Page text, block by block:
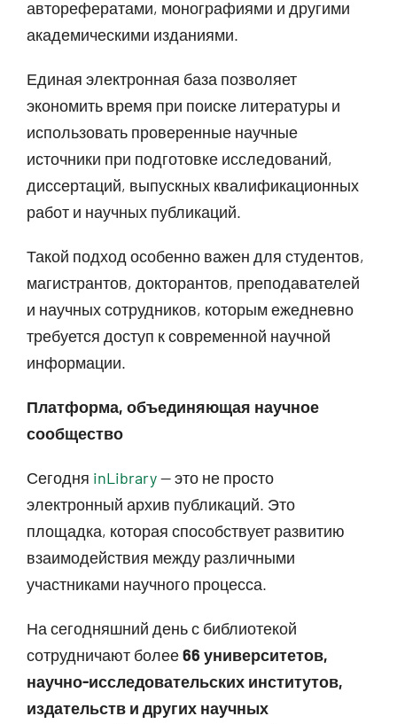
авторефератами, монографиями и другими
академическими изданиями.
Единая электронная база позволяет
экономить время при поиске литературы и
использовать проверенные научные
источники при подготовке исследований,
диссертаций, выпускных квалификационных
работ и научных публикаций.
Такой подход особенно важен для студентов,
магистрантов, докторантов, преподавателей
и научных сотрудников, которым ежедневно
требуется доступ к современной научной
информации.
Платформа, объединяющая научное
сообщество
Сегодня inLibrary— это не просто
электронный архив публикаций. Это
площадка, которая способствует развитию
взаимодействия между различными
участниками научного процесса.
На сегодняшний день с библиотекой
сотрудничают более66 университетов,
научно-исследовательских институтов,
издательств и других научных